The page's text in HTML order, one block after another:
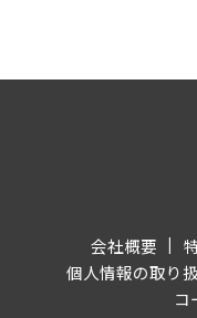
会社概要
個人情報の取り
コ